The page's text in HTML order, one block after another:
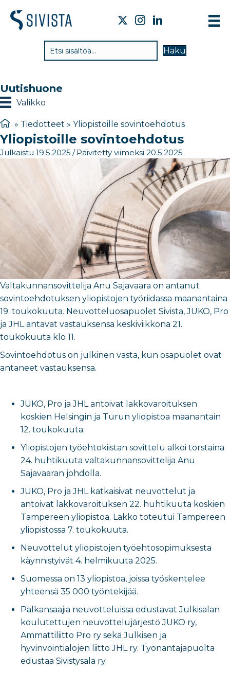
Haku
Uutishuone
Valikko
» Tiedotteet » Yliopistoille sovintoehdotus
Yliopistoille sovintoehdotus
Julkaistu 19.5.2025 / Päivitetty viimeksi 20.5.2025
Valtakunnansovittelija Anu Sajavaara on antanut
sovintoehdotuksen yliopistojen työriidassa maanantaina
19. toukokuuta. Neuvotteluosapuolet Sivista, JUKO, Pro
ja JHL antavat vastauksensa keskiviikkona 21.
toukokuuta klo 11.
Sovintoehdotus on julkinen vasta, kun osapuolet ovat
antaneet vastauksensa.
JUKO, Pro ja JHL antoivat lakkovaroituksen
koskien Helsingin ja Turun yliopistoa maanantain
12. toukokuuta.
Yliopistojen työehtokiistan sovittelu alkoi torstaina
24. huhtikuuta valtakunnansovittelija Anu
Sajavaaran johdolla.
JUKO, Pro ja JHL katkaisivat neuvottelut ja
antoivat lakkovaroituksen 22. huhtikuuta koskien
Tampereen yliopistoa. Lakko toteutui Tampereen
yliopistossa 7. toukokuuta.
Neuvottelut yliopistojen työehtosopimuksesta
käynnistyivät 4. helmikuuta 2025.
Suomessa on 13 yliopistoa, joissa työskentelee
yhteensä 35 000 työntekijää.
Palkansaajia neuvotteluissa edustavat Julkisalan
koulutettujen neuvottelujärjestö JUKO ry,
Ammattiliitto Pro ry sekä Julkisen ja
hyvinvointialojen liitto JHL ry. Työnantajapuolta
edustaa Sivistysala ry.